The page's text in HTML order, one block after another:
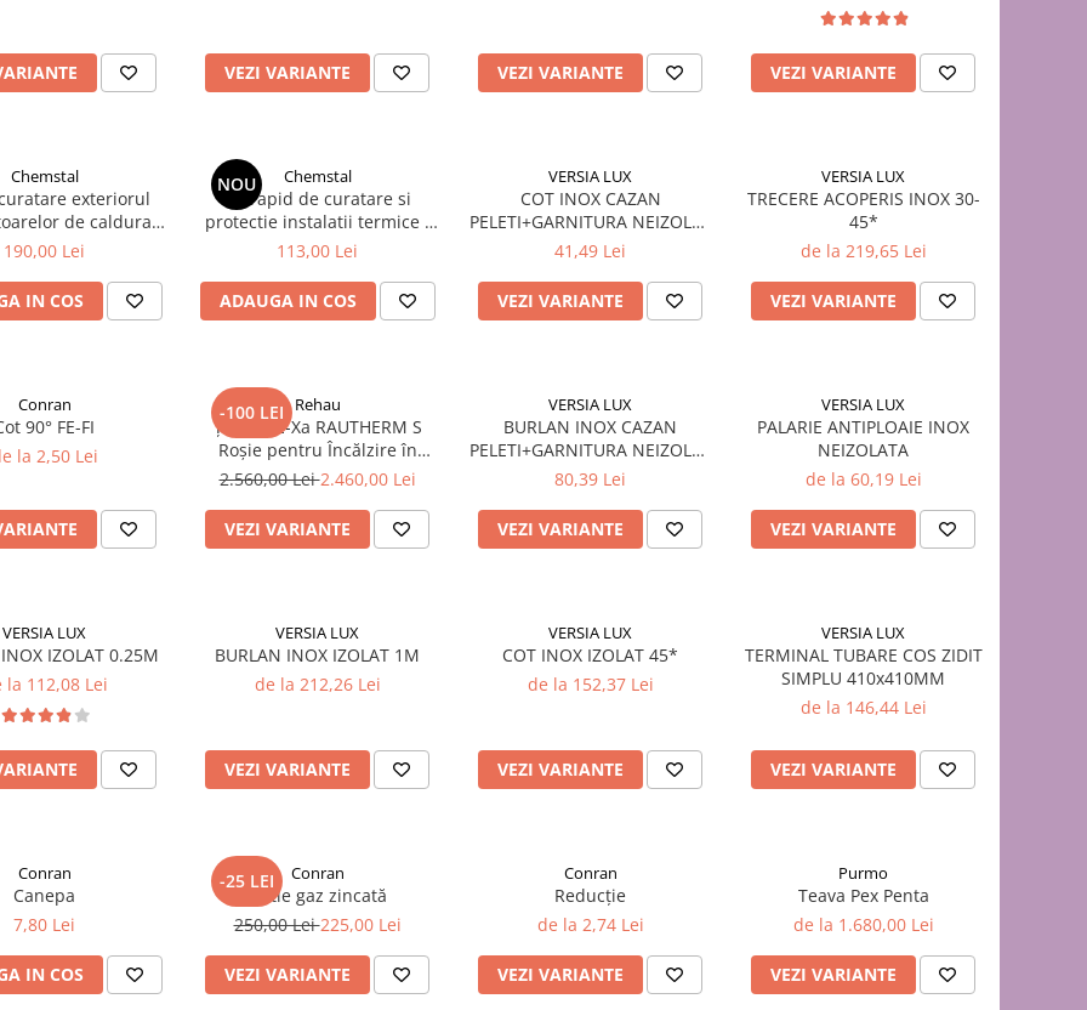
VEZI VARIANTE VEZI VARIANTE VEZI VARIANTE
Chemstal
exteriorul
de caldura -
in condensare
190,00 Lei
IN COS
NOU Chemstal
Kit rapid de curatare si
protectie instalatii termice -
Doctor Cleanex Plus
113,00 Lei
ADAUGA IN COS
VERSIA LUX
COT INOX CAZAN
PELETI+GARNITURA NEIZOLAT
45*
41,49 Lei
VEZI VARIANTE
VERSIA LUX
TRECERE ACOPERIS INOX 30-
45*
de la 219,65 Lei
VEZI VARIANTE
Conran
90° FE-FI
la 2,50 Lei
-100 LEI Rehau
Țeavă PE-Xa RAUTHERM S
Roșie pentru Încălzire în
Pardoseală (Ø 17 - Ø 32)
2.560,00 Lei2.460,00 Lei
VEZI VARIANTE
VERSIA LUX
BURLAN INOX CAZAN
PELETI+GARNITURA NEIZOLAT
1 M
80,39 Lei
VEZI VARIANTE
VERSIA LUX
PALARIE ANTIPLOAIE INOX
NEIZOLATA
de la 60,19 Lei
VEZI VARIANTE
VERSIA LUX
IZOLAT 0.25M
la 112,08 Lei
VERSIA LUX
BURLAN INOX IZOLAT 1M
de la 212,26 Lei
VEZI VARIANTE
VERSIA LUX
COT INOX IZOLAT 45*
de la 152,37 Lei
VEZI VARIANTE
VERSIA LUX
TERMINAL TUBARE COS ZIDIT
SIMPLU 410x410MM
de la 146,44 Lei
VEZI VARIANTE
Conran
Canepa
7,80 Lei
IN COS
-25 LEI Conran
Cutie gaz zincată
250,00 Lei225,00 Lei
VEZI VARIANTE
Conran
Reducție
de la 2,74 Lei
VEZI VARIANTE
Purmo
Teava Pex Penta
de la 1.680,00 Lei
VEZI VARIANTE